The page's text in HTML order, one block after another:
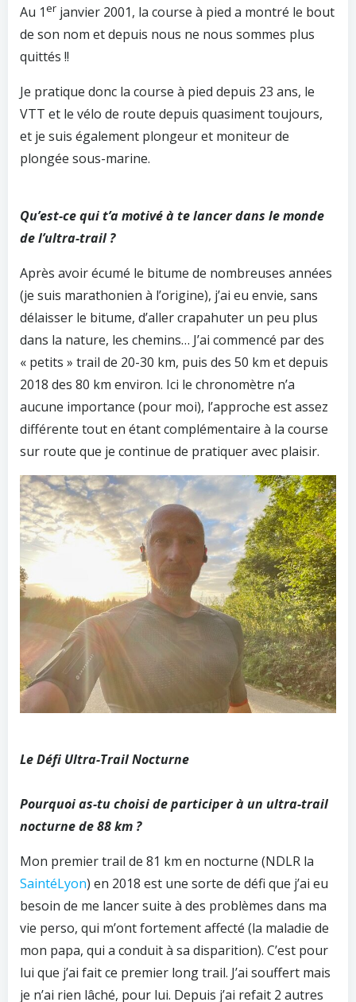
Au 1er janvier 2001, la course à pied a montré le bout
de son nom et depuis nous ne nous sommes plus
quittés !!
Je pratique donc la course à pied depuis 23 ans, le
VTT et le vélo de route depuis quasiment toujours,
et je suis également plongeur et moniteur de
plongée sous-marine.
Qu’est-ce qui t’a motivé à te lancer dans le monde
de l’ultra-trail ?
Après avoir écumé le bitume de nombreuses années
(je suis marathonien à l’origine), j’ai eu envie, sans
délaisser le bitume, d’aller crapahuter un peu plus
dans la nature, les chemins… J’ai commencé par des
« petits » trail de 20-30 km, puis des 50 km et depuis
2018 des 80 km environ. Ici le chronomètre n’a
aucune importance (pour moi), l’approche est assez
différente tout en étant complémentaire à la course
sur route que je continue de pratiquer avec plaisir.
Le Défi Ultra-Trail Nocturne
Pourquoi as-tu choisi de participer à un ultra-trail
nocturne de 88 km ?
Mon premier trail de 81 km en nocturne (NDLR la
SaintéLyon) en 2018 est une sorte de défi que j’ai eu
besoin de me lancer suite à des problèmes dans ma
vie perso, qui m’ont fortement affecté (la maladie de
mon papa, qui a conduit à sa disparition). C’est pour
lui que j’ai fait ce premier long trail. J’ai souffert mais
je n’ai rien lâché, pour lui. Depuis j’ai refait 2 autres